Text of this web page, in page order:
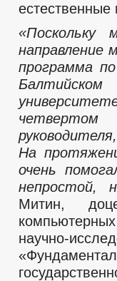
естественные
направление
программа
На
очень
непростой,
Митин,
научно-